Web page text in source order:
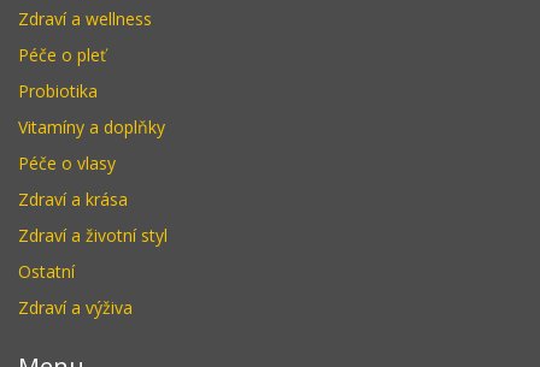
Zdraví a wellness
Péče o pleť
Probiotika
Vitamíny a doplňky
Péče o vlasy
Zdraví a krása
Zdraví a životní styl
Ostatní
Zdraví a výživa